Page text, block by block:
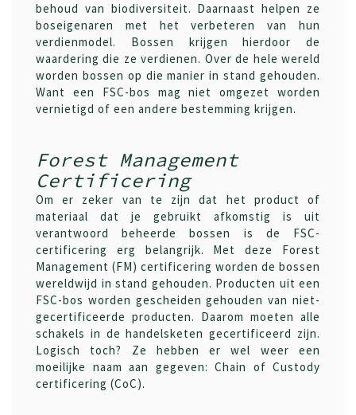
behoud van biodiversiteit. Daarnaast helpen ze
boseigenaren met het verbeteren van hun
verdienmodel. Bossen krijgen hierdoor de
waardering die ze verdienen. Over de hele wereld
worden bossen op die manier in stand gehouden.
Want een FSC-bos mag niet omgezet worden
vernietigd of een andere bestemming krijgen.
Forest Management
Certificering
Om er zeker van te zijn dat het product of
materiaal dat je gebruikt afkomstig is uit
verantwoord beheerde bossen is de FSC-
certificering erg belangrijk. Met deze Forest
Management (FM) certificering worden de bossen
wereldwijd in stand gehouden. Producten uit een
FSC-bos worden gescheiden gehouden van niet-
gecertificeerde producten. Daarom moeten alle
schakels in de handelsketen gecertificeerd zijn.
Logisch toch? Ze hebben er wel weer een
moeilijke naam aan gegeven: Chain of Custody
certificering (CoC).